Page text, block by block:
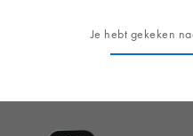
Je hebt gekeken